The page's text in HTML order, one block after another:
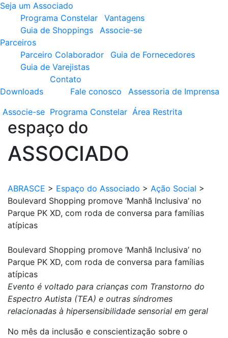
Seja um Associado
Programa Constelar
Vantagens
Guia de Shoppings
Associe-se
Parceiros
Parceiro Colaborador
Guia de Fornecedores
Guia de Varejistas
Downloads
Contato
Fale conosco
Assessoria de Imprensa
Associe-se Programa Constelar Área Restrita
espaço do
ASSOCIADO
ABRASCE > Espaço do Associado > Ação Social >
Boulevard Shopping promove ‘Manhã Inclusiva’ no
Parque PK XD, com roda de conversa para famílias
atípicas
Boulevard Shopping promove ‘Manhã Inclusiva’ no
Parque PK XD, com roda de conversa para famílias
atípicas
Evento é voltado para crianças com Transtorno do
Espectro Autista (TEA) e outras síndromes
relacionadas à hipersensibilidade sensorial em geral
No mês da inclusão e conscientização sobre o